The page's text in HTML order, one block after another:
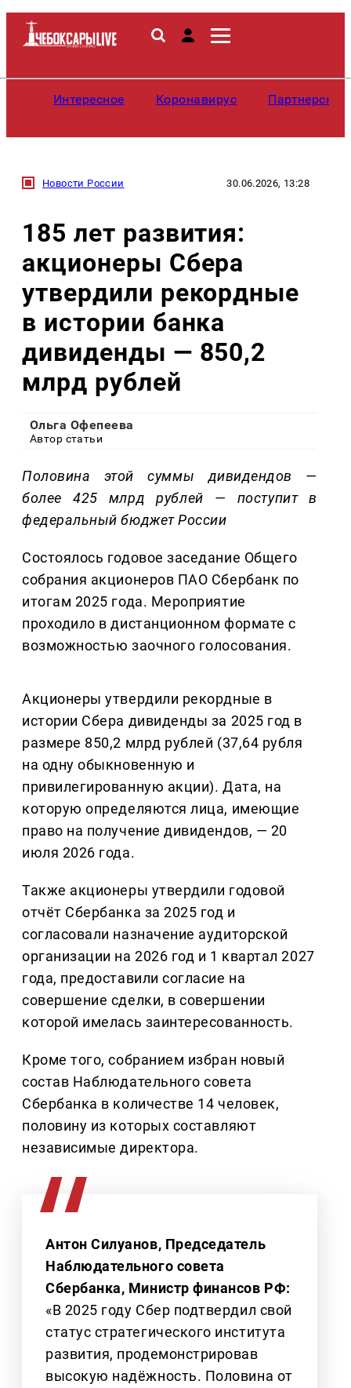
Интересное Коронавирус
Новости России 30.06.2026, 13:28
185 лет развития:
акционеры Сбера
утвердили рекордные
в истории банка
дивиденды — 850,2
млрд рублей
Ольга Офепеева
Автор статьи
Половина этой суммы дивидендов —
более 425 млрд рублей — поступит в
федеральный бюджет России
Состоялось годовое заседание Общего
собрания акционеров ПАО Сбербанк по
итогам 2025 года. Мероприятие
проходило в дистанционном формате с
возможностью заочного голосования.
Акционеры утвердили рекордные в
истории Сбера дивиденды за 2025 год в
размере 850,2 млрд рублей (37,64 рубля
на одну обыкновенную и
привилегированную акции). Дата, на
которую определяются лица, имеющие
право на получение дивидендов, — 20
июля 2026 года.
Также акционеры утвердили годовой
отчёт Сбербанка за 2025 год и
согласовали назначение аудиторской
организации на 2026 год и 1 квартал 2027
года, предоставили согласие на
совершение сделки, в совершении
которой имелась заинтересованность.
Кроме того, собранием избран новый
состав Наблюдательного совета
Сбербанка в количестве 14 человек,
половину из которых составляют
независимые директора.
Антон Силуанов, Председатель
Наблюдательного совета
Сбербанка, Министр финансов РФ:
«В 2025 году Сбер подтвердил свой
статус стратегического института
развития, продемонстрировав
высокую надёжность. Половина от